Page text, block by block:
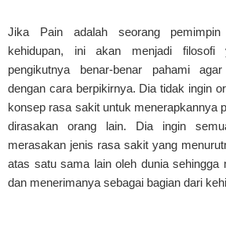
Jika Pain adalah seorang
kehidupan, ini akan menjadi
pengikutnya benar-benar pahami
dengan cara berpikirnya. Dia tidak ingin
konsep rasa sakit untuk menerapkannya
dirasakan orang lain. Dia ingin
merasakan jenis rasa sakit yang
atas satu sama lain oleh dunia sehingga
dan menerimanya sebagai bagian dari